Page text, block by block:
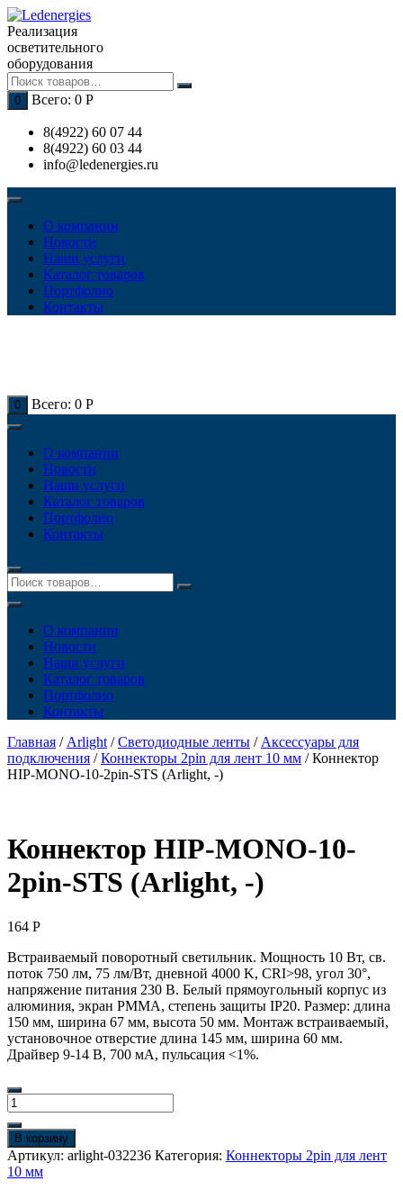
Перейти
к
содержимому
Реализация
осветительного
оборудования
0 Всего: 0 Р
8(4922) 60 07 44
8(4922) 60 03 44
info@ledenergies.ru
О компании
Новости
Наши услуги
Каталог товаров
Портфолио
Контакты
0 Всего: 0 Р
О компании
Новости
Наши услуги
Каталог товаров
Портфолио
Контакты
О компании
Новости
Наши услуги
Каталог товаров
Портфолио
Контакты
Главная / Arlight /Светодиодные ленты / Аксессуары для
подключения /Коннекторы 2pin для лент 10 мм / Коннектор
HIP-MONO-10-2pin-STS (Arlight, -)
Коннектор HIP-MONO-10-
2pin-STS (Arlight, -)
164 Р
Встраиваемый поворотный светильник. Мощность 10 Вт, св.
поток 750 лм, 75 лм/Вт, дневной 4000 K, CRI>98, угол 30°,
напряжение питания 230 В. Белый прямоугольный корпус из
алюминия, экран PMMA, степень защиты IP20. Размер: длина
150 мм, ширина 67 мм, высота 50 мм. Монтаж встраиваемый,
установочное отверстие длина 145 мм, ширина 60 мм.
Драйвер 9-14 В, 700 мА, пульсация <1%.
Количество
товара
Коннектор
HIP-
MONO-
10-
В корзину
Артикул: arlight-032236 Категория: Коннекторы 2pin для лент
10 мм